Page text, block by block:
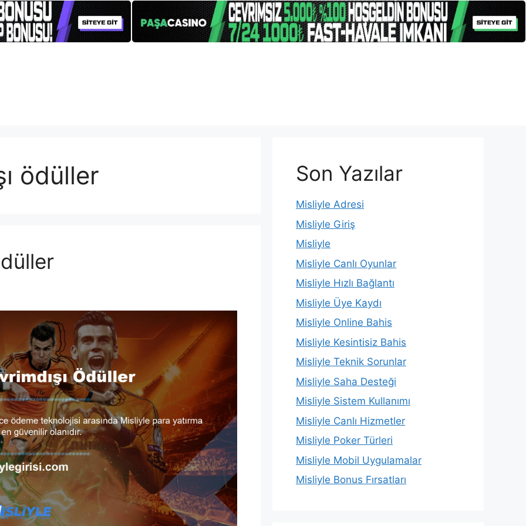
ödüller Son Yazılar
Misliyle Adresi
Misliyle Giriş
Misliyle
Misliyle Canlı Oyunlar
Misliyle Hızlı Bağlantı
Misliyle Üye Kaydı
Misliyle Online Bahis
Misliyle Kesintisiz Bahis
Misliyle Teknik Sorunlar
Misliyle Saha Desteği
Misliyle Sistem Kullanımı
Misliyle Canlı Hizmetler
Misliyle Poker Türleri
Misliyle Mobil Uygulamalar
Misliyle Bonus Fırsatları